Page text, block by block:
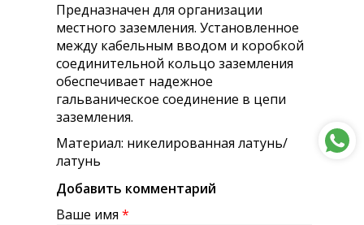
Предназначен для организации
местного заземления. Установленное
между кабельным вводом и коробкой
соединительной кольцо заземления
обеспечивает надежное
гальваническое соединение в цепи
заземления.
Материал: никелированная латунь/
латунь
Добавить комментарий
Ваше имя *